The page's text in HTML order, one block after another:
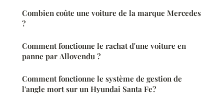
Combien coûte une voiture de la marque Mercedes
?
Comment fonctionne le rachat d'une voiture en
panne par Allovendu ?
Comment fonctionne le système de gestion de
l'angle mort sur un Hyundai Santa Fe?